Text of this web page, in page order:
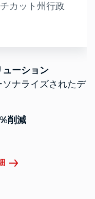
ーション
ナライズされたデ
削減
カット州行政